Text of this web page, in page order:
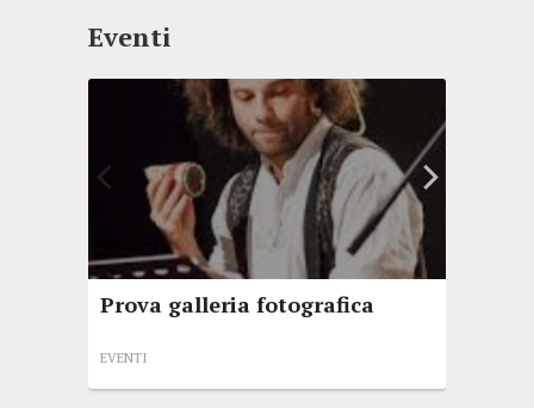
Eventi
Prova galleria fotografica
EVENTI